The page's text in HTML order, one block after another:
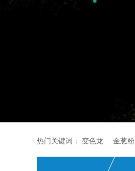
热门关键词： 变色龙 金葱粉